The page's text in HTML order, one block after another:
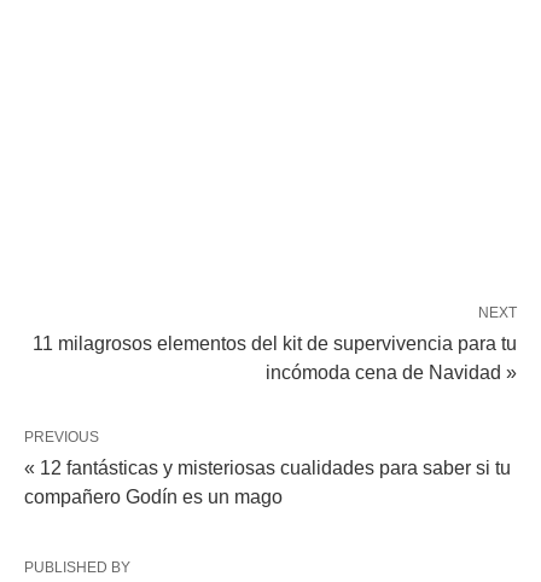
NEXT
11 milagrosos elementos del kit de supervivencia para tu
incómoda cena de Navidad »
PREVIOUS
« 12 fantásticas y misteriosas cualidades para saber si tu
compañero Godín es un mago
PUBLISHED BY